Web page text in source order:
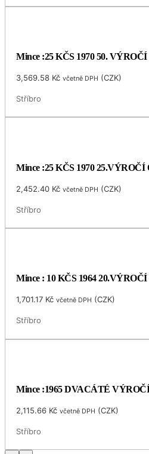
Mince :25 KČS 1970 50.
3,569.58 Kč včetně DPH (CZK)
Stříbro
Mince :25 KČS 1970
2,452.40 Kč včetně DPH (CZK)
Stříbro
Mince : 10 KČS 1964 20.VÝROČÍ
1,701.17 Kč včetně DPH (CZK)
Stříbro
Mince :1965 DVACÁTÉ
2,115.66 Kč včetně DPH (CZK)
Stříbro